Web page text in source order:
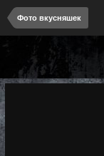
Фото вкусняшек